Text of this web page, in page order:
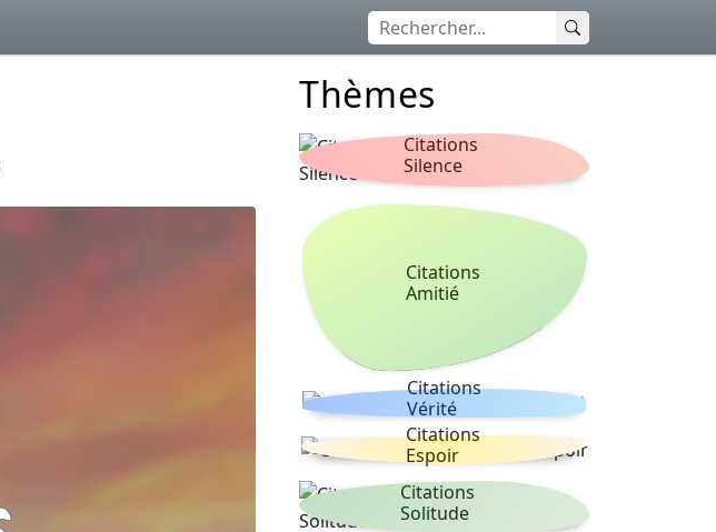
Thèmes
Citations
Silence
Citations
Amitié
Citations
Vérité
Citations
Espoir
Citations
Solitude